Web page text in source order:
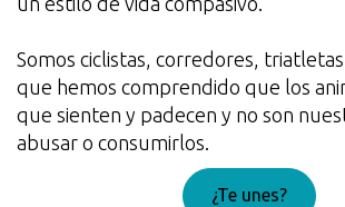
Somos ciclistas, corredores,
que hemos comprendido que los
que sienten y padecen y no son
abusar o consumirlos.
¿Te unes?